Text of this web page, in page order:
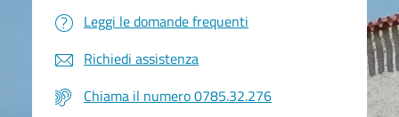
Leggi le domande frequenti
Richiedi assistenza
Chiama il numero 0785.32.276